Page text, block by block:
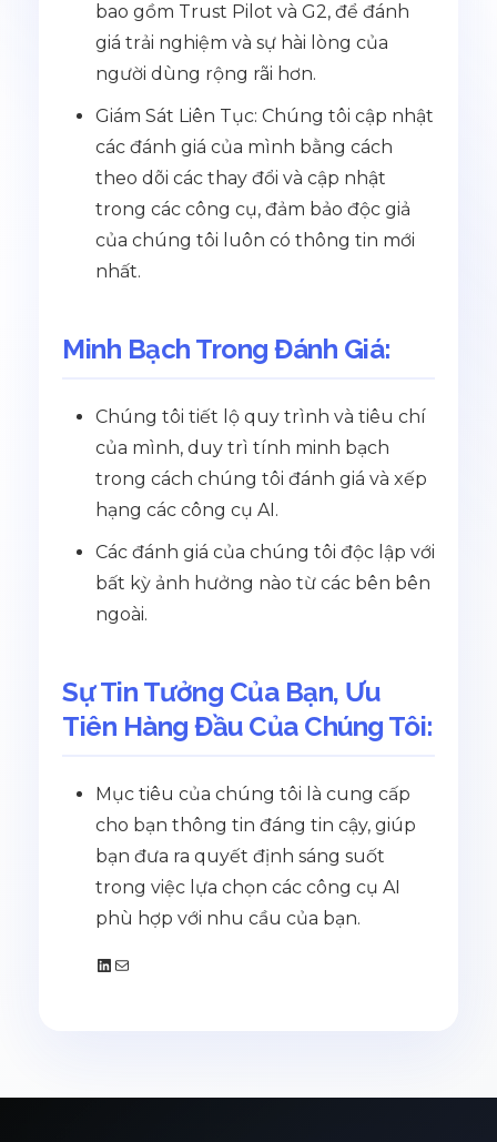
bao gồm Trust Pilot và G2, để đánh
giá trải nghiệm và sự hài lòng của
người dùng rộng rãi hơn.
Giám Sát Liên Tục: Chúng tôi cập nhật
các đánh giá của mình bằng cách
theo dõi các thay đổi và cập nhật
trong các công cụ, đảm bảo độc giả
của chúng tôi luôn có thông tin mới
nhất.
Minh Bạch Trong Đánh Giá:
Chúng tôi tiết lộ quy trình và tiêu chí
của mình, duy trì tính minh bạch
trong cách chúng tôi đánh giá và xếp
hạng các công cụ AI.
Các đánh giá của chúng tôi độc lập với
bất kỳ ảnh hưởng nào từ các bên bên
ngoài.
Sự Tin Tưởng Của Bạn, Ưu
Tiên Hàng Đầu Của Chúng Tôi:
Mục tiêu của chúng tôi là cung cấp
cho bạn thông tin đáng tin cậy, giúp
bạn đưa ra quyết định sáng suốt
trong việc lựa chọn các công cụ AI
phù hợp với nhu cầu của bạn.
LinkedIn
Mail